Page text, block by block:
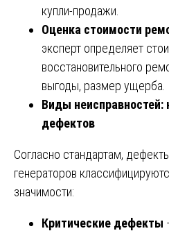
купли-продажи.
Оценка стоимости
эксперт определяет
восстановительного
выгоды, размер ущерба.
Виды неисправностей:
дефектов
Согласно стандартам,
генераторов
значимости:
Критические дефекты